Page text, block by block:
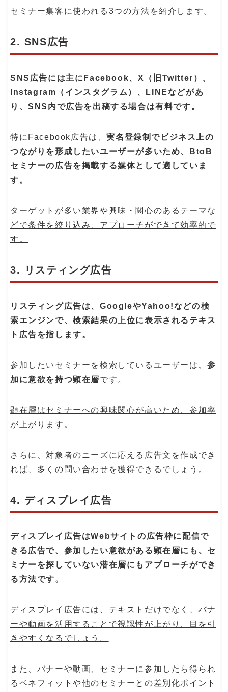
セミナー集客に使われる3つの方法を紹介します。
2. SNS広告
SNS広告には主にFacebook、X（旧Twitter）、
Instagram（インスタグラム）、LINEなどがあ
り、SNS内で広告を出稿する場合は有料です。
特にFacebook広告は、実名登録制でビジネス上の
つながりを形成したいユーザーが多いため、BtoB
セミナーの広告を掲載する媒体として適していま
す。
ターゲットが多い業界や興味・関心のあるテーマな
どで条件を絞り込み、アプローチができて効率的で
す。
3. リスティング広告
リスティング広告は、GoogleやYahoo!などの検
索エンジンで、検索結果の上位に表示されるテキス
ト広告を指します。
参加したいセミナーを検索しているユーザーは、参
加に意欲を持つ顕在層です。
顕在層はセミナーへの興味関心が高いため、参加率
が上がります。
さらに、対象者のニーズに応える広告文を作成でき
れば、多くの問い合わせを獲得できるでしょう。
4. ディスプレイ広告
ディスプレイ広告はWebサイトの広告枠に配信で
きる広告で、参加したい意欲がある顕在層にも、セ
ミナーを探していない潜在層にもアプローチができ
る方法です。
ディスプレイ広告には、テキストだけでなく、バナ
ーや動画を活用することで視認性が上がり、目を引
きやすくなるでしょう。
また、バナーや動画、セミナーに参加したら得られ
るベネフィットや他のセミナーとの差別化ポイント